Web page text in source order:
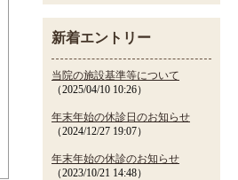
新着エントリー
当院の施設基準等について
（2025/04/10 10:26）
年末年始の休診日のお知らせ
（2024/12/27 19:07）
年末年始の休診のお知らせ
（2023/10/21 14:48）